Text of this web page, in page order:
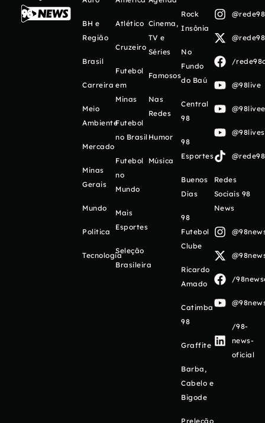
BH e
Região
Brasil
Carreira
Meio
Ambiente
Mercado
Minas
Gerais
Mundo
Política
Tecnologia
Atlético
Cruzeiro
Futebol
em
Minas
Futebol
no Brasil
Futebol
no
Mundo
Mais
Esportes
Seleção
Brasileira
Cinema,
TV e
Séries
Famosos
Nas
Redes
Humor
Música
Rock
Insônia
No
Fundo
do Baú
Central
98
98
Esportes
Buenos
Días
98
Futebol
Clube
Ricardo
Amado
Catimba
98
Graffite
Barba,
Cabelo e
Bigode
Preleção
/
@98live
Redes
Sociais 98
News
/
/98-
news-
oficial